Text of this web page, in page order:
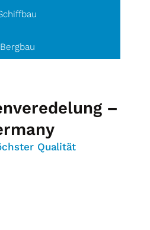
Bergbau
–
Qualität